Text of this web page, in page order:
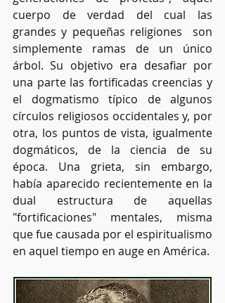
cuerpo de verdad del cual las
grandes y pequeñas religiones  son
simplemente ramas de un único
árbol. Su objetivo era desafiar por
una parte las fortificadas creencias y
el dogmatismo típico de algunos
círculos religiosos occidentales y, por
otra, los puntos de vista, igualmente
dogmáticos, de la ciencia de su
época. Una grieta, sin embargo,
había aparecido recientemente en la
dual estructura de aquellas
"fortificaciones" mentales, misma
que fue causada por el espiritualismo
en aquel tiempo en auge en América.